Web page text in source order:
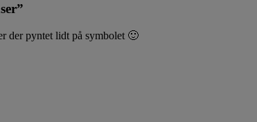
der pyntet lidt på symbolet 🙂